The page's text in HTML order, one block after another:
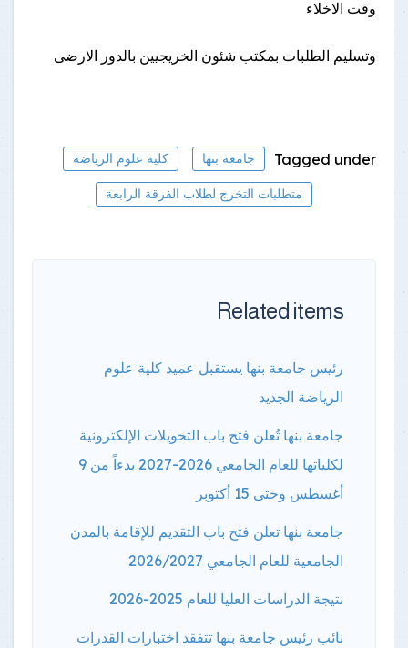
وقت الاخلاء
وتسليم الطلبات بمكتب شئون الخريجيين بالدور الارضى
Tagged under جامعة بنها كلية علوم الرياضة
متطلبات التخرج لطلاب الفرقة الرابعة
Related items
رئيس جامعة بنها يستقبل عميد كلية علوم
الرياضة الجديد
جامعة بنها تُعلن فتح باب التحويلات الإلكترونية
لكلياتها للعام الجامعي 2026-2027 بدءاً من 9
أغسطس وحتى 15 أكتوبر
جامعة بنها تعلن فتح باب التقديم للإقامة بالمدن
الجامعية للعام الجامعي 2026/2027
نتيجة الدراسات العليا للعام 2025-2026
نائب رئيس جامعة بنها تتفقد اختبارات القدرات